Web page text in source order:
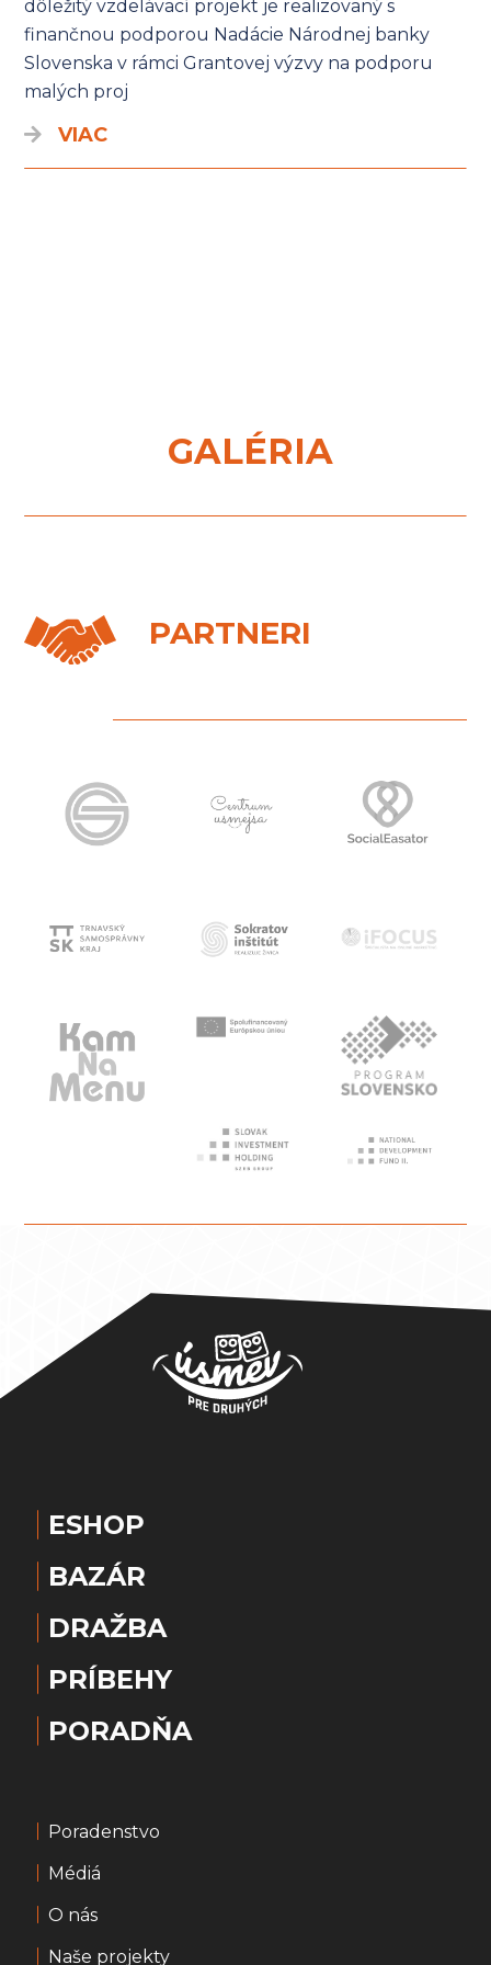
dôležitý vzdelávací projekt je realizovaný s
finančnou podporou Nadácie Národnej banky
Slovenska v rámci Grantovej výzvy na podporu
malých proj
VIAC
GALÉRIA
PARTNERI
ESHOP
BAZÁR
DRAŽBA
PRÍBEHY
PORADŇA
Poradenstvo
Médiá
O nás
Naše projekty